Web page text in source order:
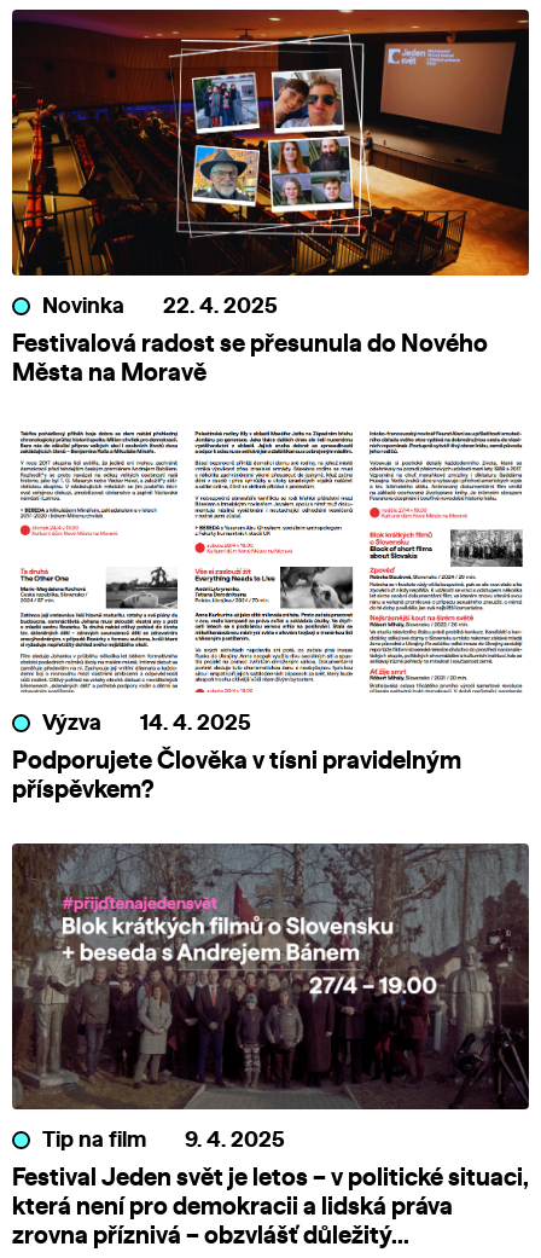
Novinka 22. 4. 2025
Festivalová radost se přesunula do Nového
Města na Moravě
Výzva 14. 4. 2025
Podporujete Člověka v tísni pravidelným
příspěvkem?
Tip na film 9. 4. 2025
Festival Jeden svět je letos – v politické situaci,
která není pro demokracii a lidská práva
zrovna příznivá – obzvlášť důležitý...